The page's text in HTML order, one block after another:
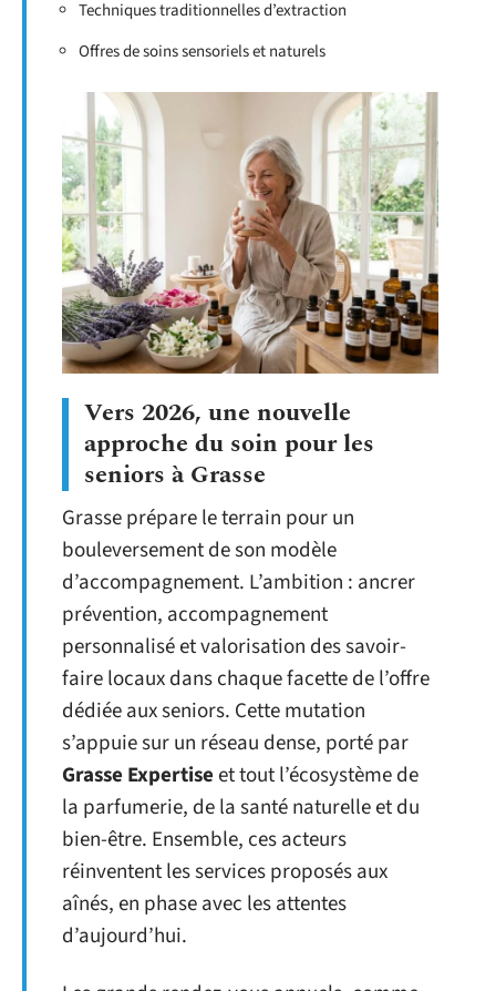
Techniques traditionnelles d’extraction
Offres de soins sensoriels et naturels
Vers 2026, une nouvelle
approche du soin pour les
seniors à Grasse
Grasse prépare le terrain pour un
bouleversement de son modèle
d’accompagnement. L’ambition : ancrer
prévention, accompagnement
personnalisé et valorisation des savoir-
faire locaux dans chaque facette de l’offre
dédiée aux seniors. Cette mutation
s’appuie sur un réseau dense, porté par
Grasse Expertiseet tout l’écosystème de
la parfumerie, de la santé naturelle et du
bien-être. Ensemble, ces acteurs
réinventent les services proposés aux
aînés, en phase avec les attentes
d’aujourd’hui.